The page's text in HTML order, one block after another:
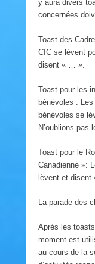
y aura divers
concernées
Toast des
CIC se lèvent
disent « … ».
Toast pour les
bénévoles :
bénévoles se
N’oublions pas
Toast pour le
Canadienne »:
lèvent et
La parade des
Après les
moment est
au cours de la